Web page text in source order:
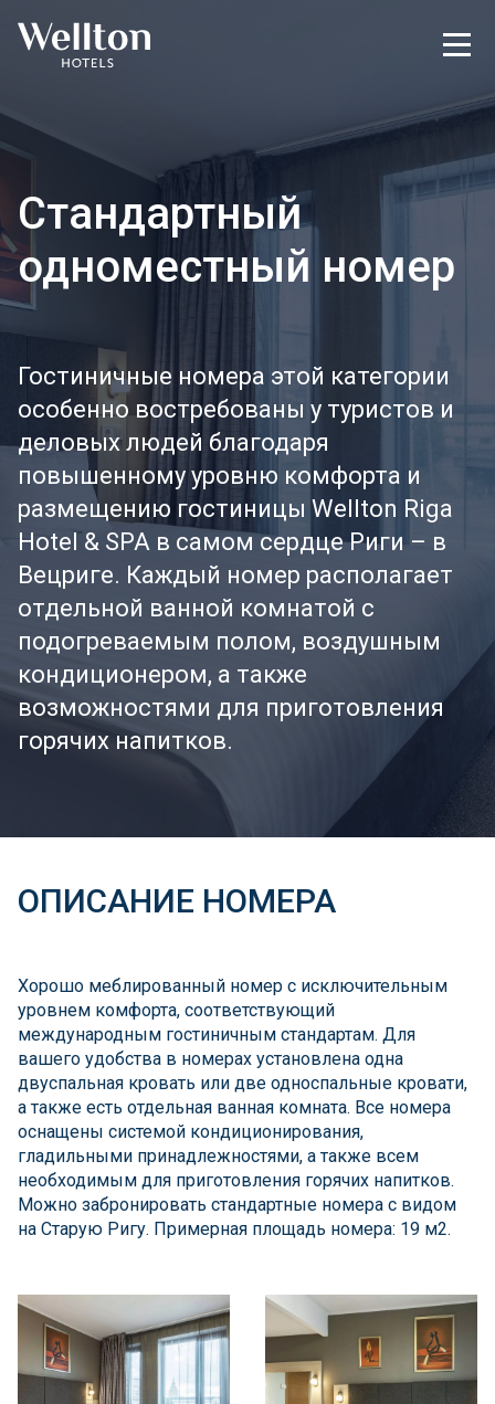
Стандартный
одноместный номер
Гостиничные номера этой категории
особенно востребованы у туристов и
деловых людей благодаря
повышенному уровню комфорта и
размещению гостиницы Wellton Riga
Hotel & SPA в самом сердце Риги – в
Вецриге. Каждый номер располагает
отдельной ванной комнатой с
подогреваемым полом, воздушным
кондиционером, а также
возможностями для приготовления
горячих напитков.
ОПИСАНИЕ НОМЕРА
Хорошо меблированный номер с исключительным
уровнем комфорта, соответствующий
международным гостиничным стандартам. Для
вашего удобства в номерах установлена одна
двуспальная кровать или две односпальные кровати,
а также есть отдельная ванная комната. Все номера
оснащены системой кондиционирования,
гладильными принадлежностями, а также всем
необходимым для приготовления горячих напитков.
Можно забронировать стандартные номера с видом
на Старую Ригу. Примерная площадь номера: 19 м2.